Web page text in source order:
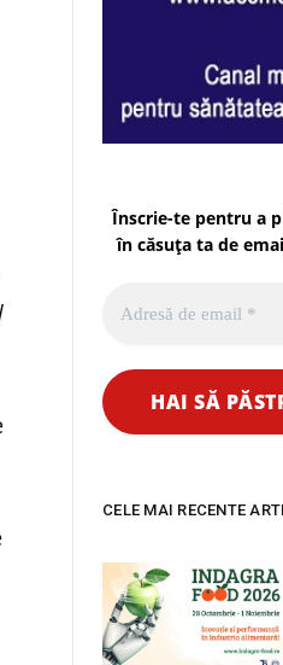
Înscrie-te pentru a
în căsuța ta de
CELE MAI RECENTE